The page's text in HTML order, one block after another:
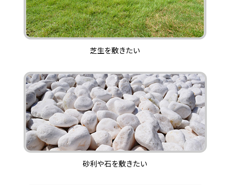
芝生を敷きたい
砂利や石を敷きたい